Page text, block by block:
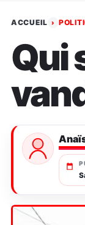
ACCUEIL ›
Qui